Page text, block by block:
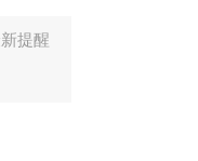
提醒